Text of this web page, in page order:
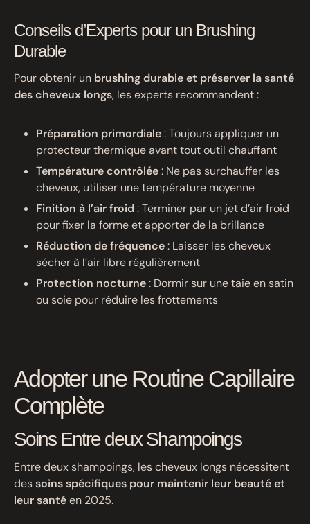
Conseils d’Experts pour un Brushing
Durable
Pour obtenir un brushing durable et préserver la santé
des cheveux longs, les experts recommandent :
Préparation primordiale: Toujours appliquer un
protecteur thermique avant tout outil chauffant
Température contrôlée: Ne pas surchauffer les
cheveux, utiliser une température moyenne
Finition à l’air froid: Terminer par un jet d’air froid
pour fixer la forme et apporter de la brillance
Réduction de fréquence: Laisser les cheveux
sécher à l’air libre régulièrement
Protection nocturne: Dormir sur une taie en satin
ou soie pour réduire les frottements
Adopter une Routine Capillaire
Complète
Soins Entre deux Shampoings
Entre deux shampoings, les cheveux longs nécessitent
dessoins spécifiques pour maintenir leur beauté et
leur santéen 2025.